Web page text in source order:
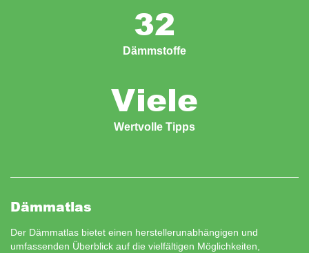
32
Dämmstoffe
Viele
Wertvolle Tipps
Dämmatlas
Der Dämmatlas bietet einen herstellerunabhängigen und
umfassenden Überblick auf die vielfältigen Möglichkeiten,